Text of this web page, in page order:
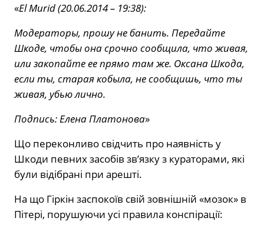
«El Murid (20.06.2014 – 19:38):
Модераторы, прошу не банить. Передайте
Шкоде, чтобы она срочно сообщила, что живая,
или закопайте ее прямо там же. Оксана Шкода,
если ты, старая кобыла, не сообщишь, что ты
живая, убью лично.
Подпись: Елена Платонова»
Що переконливо свідчить про наявність у
Шкоди певних засобів зв’язку з кураторами, які
були відібрані при арешті.
На що Гіркін заспокоїв свій зовнішній «мозок» в
Пітері, порушуючи усі правила конспірації: